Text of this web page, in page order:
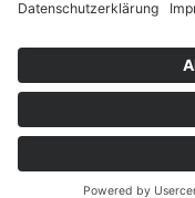
Datenschutz / Impressum
Leinemasch BLEIBT